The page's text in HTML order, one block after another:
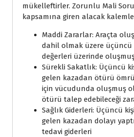
mükelleftirler. Zorunlu Mali
kapsamına giren alacak
Maddi Zararlar: Araçta
dahil olmak üzere üçüncü
değerleri üzerinde
Sürekli Sakatlık: Üçüncü
gelen kazadan ötürü
için vücudunda oluşmuş
ötürü talep edebileceği
Sağlık Giderleri: Üçüncü
gelen kazadan dolayı
tedavi giderleri